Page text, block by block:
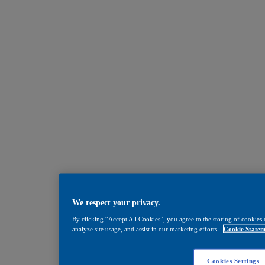
We respect your privacy.
By clicking “Accept All Cookies”, you agree to the storing of
analyze site usage, and assist in our marketing efforts.
Cookie
Cookies Settings